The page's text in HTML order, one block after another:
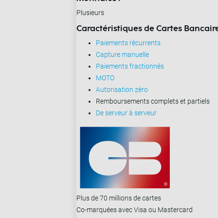
Plusieurs
Caractéristiques de Cartes
Paiements récurrents
Capture manuelle
Paiements fractionnés
MOTO
Autorisation zéro
Remboursements complets et partiels
De serveur à serveur
Plus de 70 millions de cartes
Co-marquées avec Visa ou Mastercard